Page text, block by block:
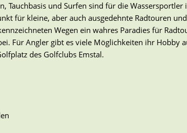
Tauchbasis und Surfen sind für die
für kleine, aber auch ausgedehnte Radtouren
Wegen ein wahres Paradies für
Für Angler gibt es viele Möglichkeiten ihr Hobby
des Golfclubs Emstal.